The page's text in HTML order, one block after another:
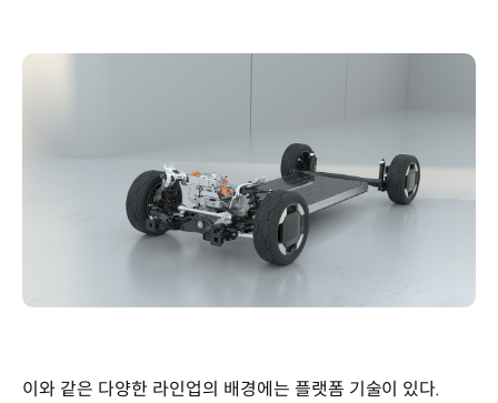
이와 같은 다양한 라인업의 배경에는 플랫폼 기술이 있다.